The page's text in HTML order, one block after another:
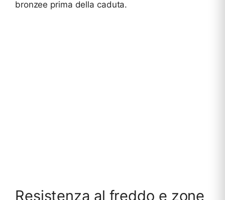
bronzee prima della caduta.
Resistenza al freddo e zone